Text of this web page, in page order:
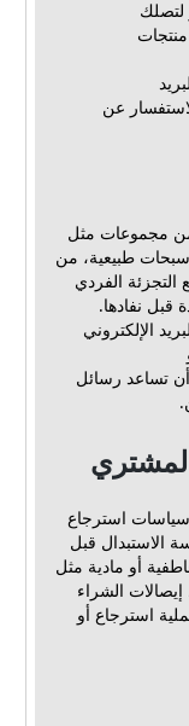
عن
مجموعات مثل
طبيعية، من
الفردي
نفادها.
الإلكتروني
تساعد رسائل
سياسات استرجاع
قبل
أو مادية مثل
الشراء
استرجاع أو